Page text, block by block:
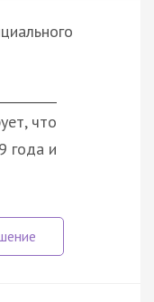
что
года и